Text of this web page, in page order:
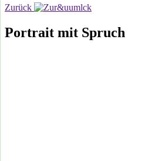
Zurück
Portrait mit Spruch